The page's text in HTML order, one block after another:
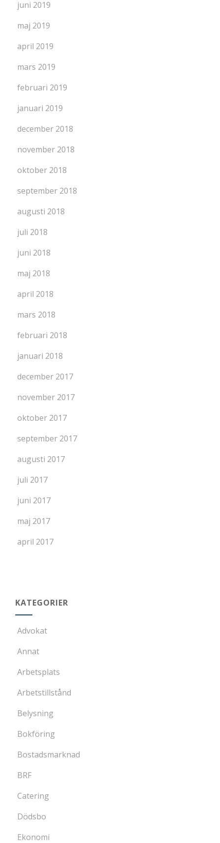
juni 2019
maj 2019
april 2019
mars 2019
februari 2019
januari 2019
december 2018
november 2018
oktober 2018
september 2018
augusti 2018
juli 2018
juni 2018
maj 2018
april 2018
mars 2018
februari 2018
januari 2018
december 2017
november 2017
oktober 2017
september 2017
augusti 2017
juli 2017
juni 2017
maj 2017
april 2017
KATEGORIER
Advokat
Annat
Arbetsplats
Arbetstillstånd
Belysning
Bokföring
Bostadsmarknad
BRF
Catering
Dödsbo
Ekonomi